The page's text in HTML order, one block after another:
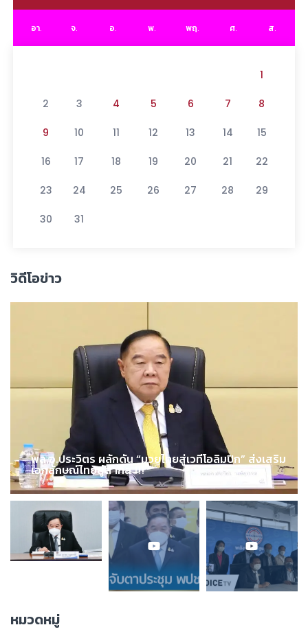
อา. จ. อ. พ. พฤ. ศ. ส.
1
2 3 4 5 6 7 8
9 10 11 12 13 14 15
16 17 18 19 20 21 22
23 24 25 26 27 28 29
30 31
วิดีโอข่าว
พล.อ.ประวิตร ผลักดัน “มวยไทยสู่เวทีโอลิมปิก” ส่งเสริม
เอกลักษณ์ไทยสู่สากล !!!
หมวดหมู่